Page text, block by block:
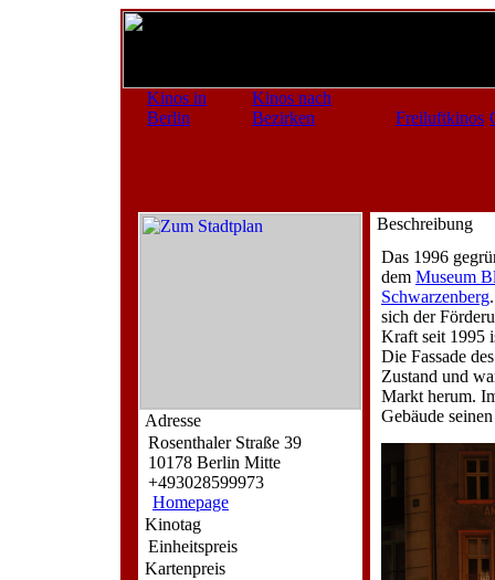
Kinos in
Berlin
Kinos nach
Bezirken
Freiluftkinos
Adresse
Rosenthaler Straße 39
10178 Berlin Mitte
+493028599973
Homepage
Kinotag
Einheitspreis
Kartenpreis
Beschreibung
Das 1996
dem Museum
Schwarzenberg
sich der
Kraft seit 1995
Die Fassade
Zustand und
Markt herum.
Gebäude